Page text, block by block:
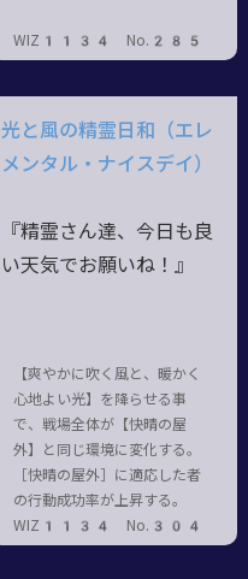
WIZ1134 No.285
光と風の精霊日和（エレ
メンタル・ナイスデイ）
『精霊さん達、今日も良
い天気でお願いね！』
【爽やかに吹く風と、暖かく
心地よい光】を降らせる事
で、戦場全体が【快晴の屋
外】と同じ環境に変化する。
［快晴の屋外］に適応した者
の行動成功率が上昇する。
WIZ1134 No.304